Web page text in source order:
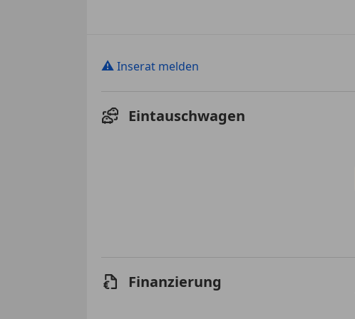
⚠ Inserat melden
Eintauschwagen
Finanzierung